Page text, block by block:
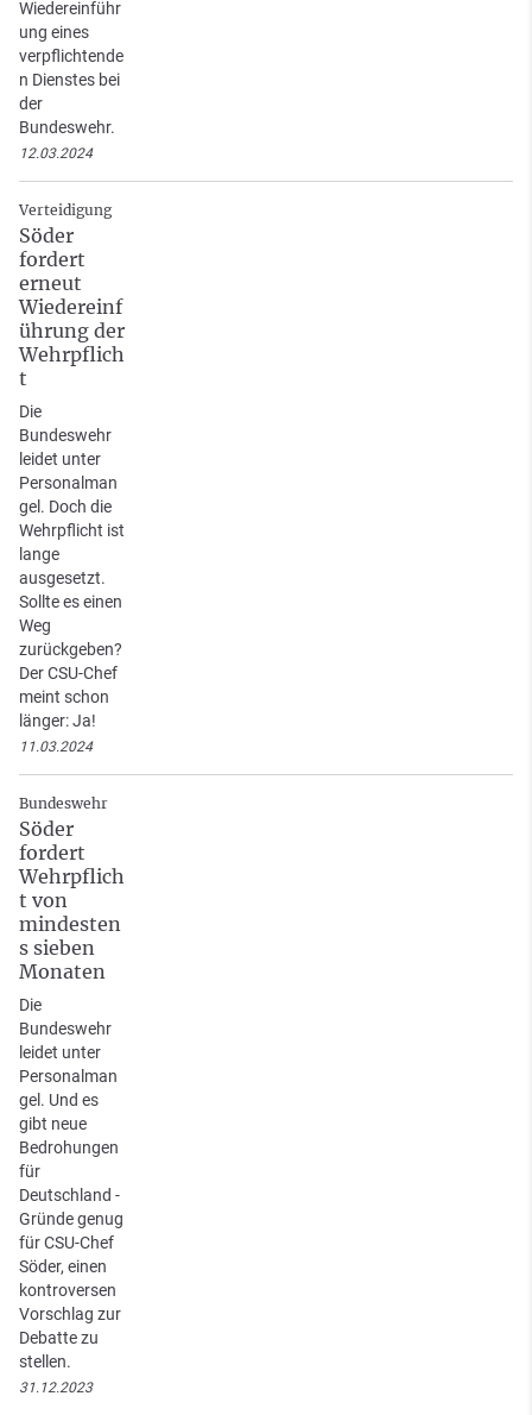
Wiedereinführ
ung eines
verpflichtende
n Dienstes bei
der
Bundeswehr.
12.03.2024
Verteidigung
Söder
fordert
erneut
Wiedereinf
ührung der
Wehrpflich
t
Die
Bundeswehr
leidet unter
Personalman
gel. Doch die
Wehrpflicht ist
lange
ausgesetzt.
Sollte es einen
Weg
zurückgeben?
Der CSU-Chef
meint schon
länger: Ja!
11.03.2024
Bundeswehr
Söder
fordert
Wehrpflich
t von
mindesten
s sieben
Monaten
Die
Bundeswehr
leidet unter
Personalman
gel. Und es
gibt neue
Bedrohungen
für
Deutschland -
Gründe genug
für CSU-Chef
Söder, einen
kontroversen
Vorschlag zur
Debatte zu
stellen.
31.12.2023